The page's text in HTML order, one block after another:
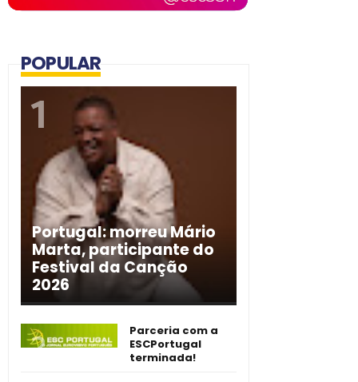
POPULAR
Portugal: morreu Mário
Marta, participante do
Festival da Canção
2026
Parceria com a
ESCPortugal
terminada!